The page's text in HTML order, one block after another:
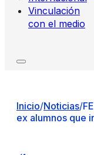
Vinculación
con el medio
Inicio/Noticias/
ex alumnos que